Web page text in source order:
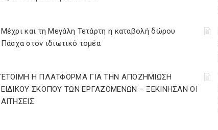
Μέχρι και τη Μεγάλη Τετάρτη η καταβολή δώρου
Πάσχα στον ιδιωτικό τομέα
ΈΤΟΙΜΗ Η ΠΛΑΤΦΟΡΜΑ ΓΙΑ ΤΗΝ ΑΠΟΖΗΜΙΩΣΗ
ΕΙΔΙΚΟΥ ΣΚΟΠΟΥ ΤΩΝ ΕΡΓΑΖΟΜΕΝΩΝ – ΞΕΚΙΝΗΣΑΝ ΟΙ
ΑΙΤΗΣΕΙΣ